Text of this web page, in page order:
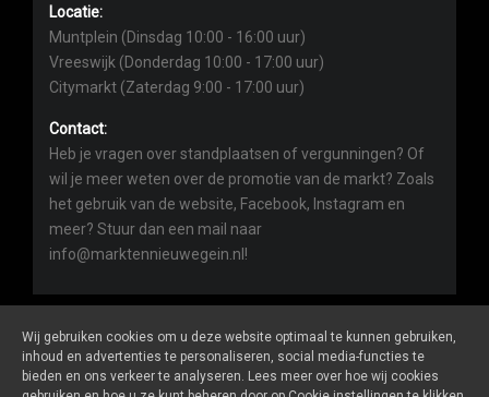
Locatie:
Muntplein (Dinsdag 10:00 - 16:00 uur)
Vreeswijk (Donderdag 10:00 - 17:00 uur)
Citymarkt (Zaterdag 9:00 - 17:00 uur)
Contact:
Heb je vragen over standplaatsen of vergunningen? Of
wil je meer weten over de promotie van de markt? Zoals
het gebruik van de website, Facebook, Instagram en
meer? Stuur dan een mail naar
info@marktennieuwegein.nl!
Marktennieuwegein.nlis een website van De Markt Online
Wij gebruiken cookies om u deze website optimaal te kunnen gebruiken,
inhoud en advertenties te personaliseren, social media-functies te
bieden en ons verkeer te analyseren. Lees meer over hoe wij cookies